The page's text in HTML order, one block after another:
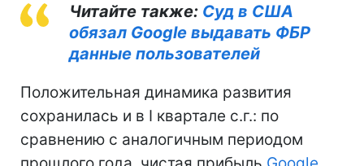
Читайте также: Суд в США
обязал Google выдавать ФБР
данные пользователей
Положительная динамика развития
сохранилась и в І квартале с.г.: по
сравнению с аналогичным периодом